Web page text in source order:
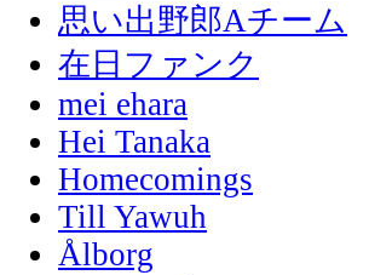
思い出野郎Aチーム
在日ファンク
mei ehara
Hei Tanaka
Homecomings
Till Yawuh
Ålborg